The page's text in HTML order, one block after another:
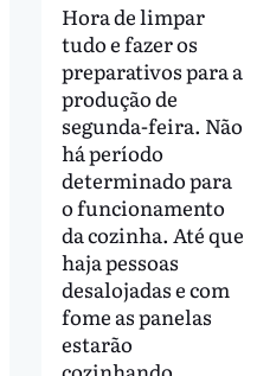
Hora de limpar
tudo e fazer os
preparativos para a
produção de
segunda-feira. Não
há período
determinado para
o funcionamento
da cozinha. Até que
haja pessoas
desalojadas e com
fome as panelas
estarão